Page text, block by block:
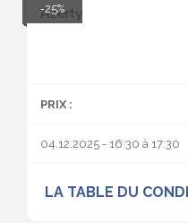
-25%
Azerty
PRIX :
04.12.2025 - 16:30 à 17:30
LA TABLE DU